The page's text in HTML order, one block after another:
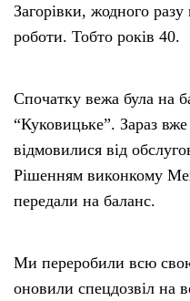
Загорівки, жодного
роботи. Тобто років 40.
Спочатку вежа була на
“Куковицьке”. Зараз
відмовилися від
Рішенням виконкому
передали на баланс.
Ми переробили всю
оновили спецдозвіл на